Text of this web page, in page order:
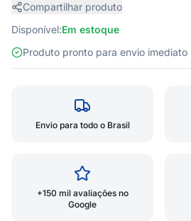
Compartilhar produto
Disponível:Em estoque
Produto pronto para envio imediato
Envio para todo o Brasil
+150 mil avaliações no
Google